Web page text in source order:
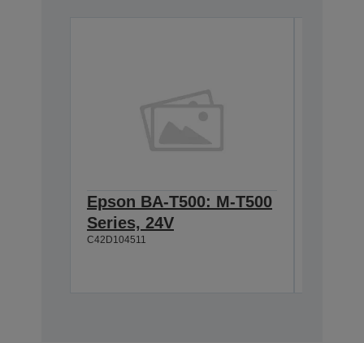
Epson BA-T500: M-T500
Series, 24V
C42D104511